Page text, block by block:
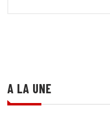
A LA UNE